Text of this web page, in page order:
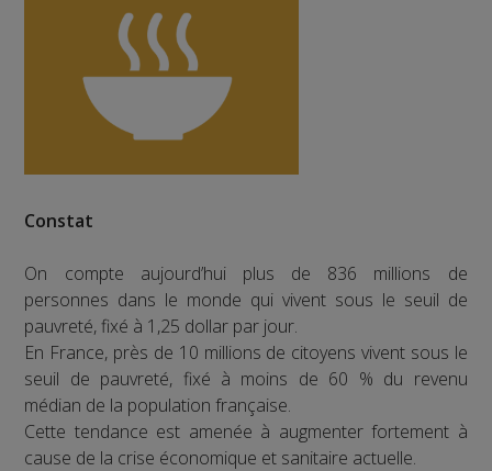
Constat
On compte aujourd’hui plus de 836 millions de
personnes dans le monde qui vivent sous le seuil de
pauvreté, fixé à 1,25 dollar par jour.
En France, près de 10 millions de citoyens vivent sous le
seuil de pauvreté, fixé à moins de 60 % du revenu
médian de la population française.
Cette tendance est amenée à augmenter fortement à
cause de la crise économique et sanitaire actuelle.